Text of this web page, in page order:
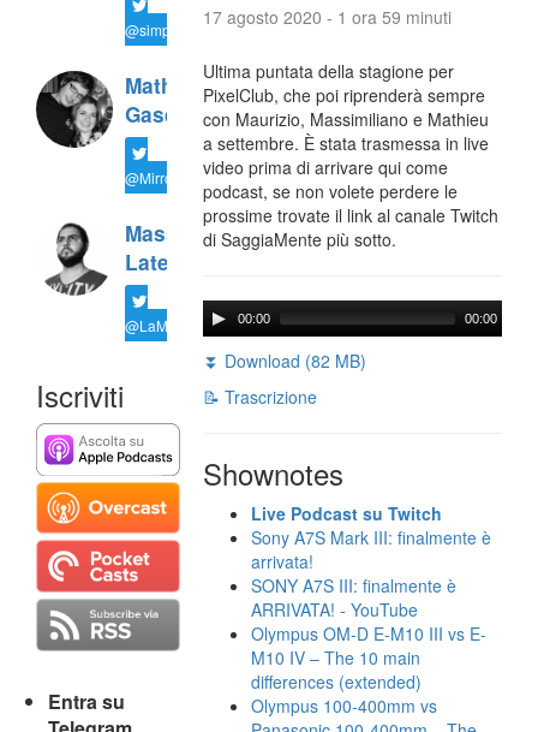
@simplemal
Mathieu
Gasquet
@MirrorLessons
Massimiliano
Latella
@LaMaxImages
Iscriviti
Entra su
17 agosto 2020 - 1 ora 59 minuti
Ultima puntata della stagione per
PixelClub, che poi riprenderà sempre
con Maurizio, Massimiliano e Mathieu
a settembre. È stata trasmessa in live
video prima di arrivare qui come
podcast, se non volete perdere le
prossime trovate il link al canale Twitch
di SaggiaMente più sotto.
00:00 00:00
⏬ Download (82 MB)
📝 Trascrizione
Shownotes
Live Podcast su Twitch
Sony A7S Mark III: finalmente è
arrivata!
SONY A7S III: finalmente è
ARRIVATA! - YouTube
Olympus OM-D E-M10 III vs E-
M10 IV – The 10 main
differences (extended)
Olympus 100-400mm vs